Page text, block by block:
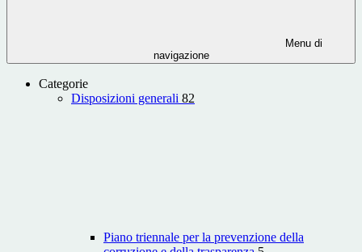
Menu di
navigazione
Categorie
Disposizioni generali 82
Piano triennale per la prevenzione della